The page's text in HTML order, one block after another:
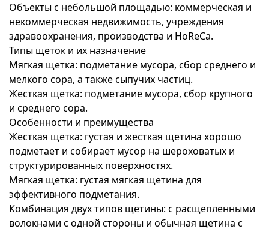
Объекты с небольшой площадью: коммерческая и
некоммерческая недвижимость, учреждения
здравоохранения, производства и HoReCa.
Типы щеток и их назначение
Мягкая щетка: подметание мусора, сбор среднего и
мелкого сора, а также сыпучих частиц.
Жесткая щетка: подметание мусора, сбор крупного
и среднего сора.
Особенности и преимущества
Жесткая щетка: густая и жесткая щетина хорошо
подметает и собирает мусор на шероховатых и
структурированных поверхностях.
Мягкая щетка: густая мягкая щетина для
эффективного подметания.
Комбинация двух типов щетины: с расщепленными
волокнами с одной стороны и обычная щетина с